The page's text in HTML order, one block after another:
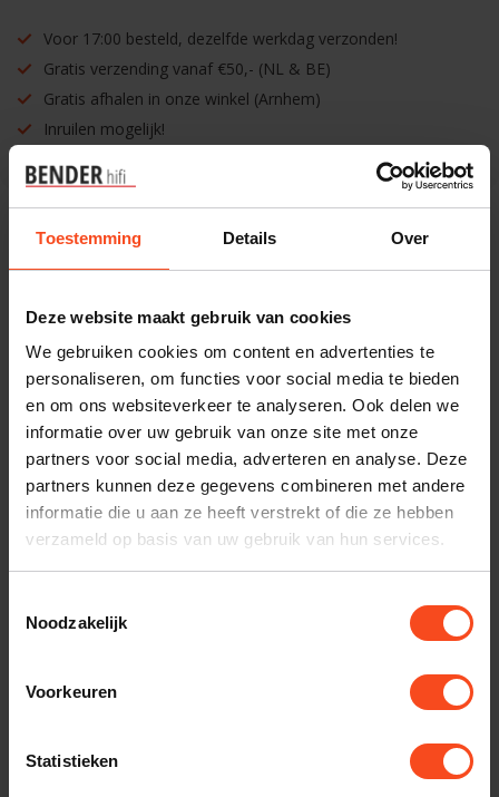
Toestemming Details Over
Deze website maakt gebruik van cookies
We gebruiken cookies om content en advertenties te
personaliseren, om functies voor social media te bieden
en om ons websiteverkeer te analyseren. Ook delen we
informatie over uw gebruik van onze site met onze
partners voor social media, adverteren en analyse. Deze
partners kunnen deze gegevens combineren met andere
informatie die u aan ze heeft verstrekt of die ze hebben
verzameld op basis van uw gebruik van hun services.
Noodzakelijk
Voorkeuren
Statistieken
Voor 17:00 besteld, dezelfde werkdag verzonden!
Gratis verzending vanaf €50,- (NL & BE)
Gratis afhalen in onze winkel (Arnhem)
Inruilen mogelijk!
Benieuwd naar dit product?
Plan kosteloos een luisterafspraak. Of heb je hulp
nodig bij je bestelling? Neem contact op met onze
klantenservice.
Interesse in product
Maak een luisterafspraak
Gerelateerde producten